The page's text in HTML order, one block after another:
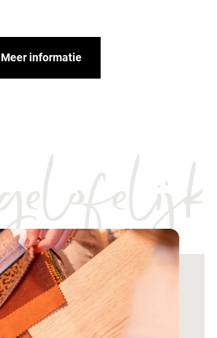
Meer informatie